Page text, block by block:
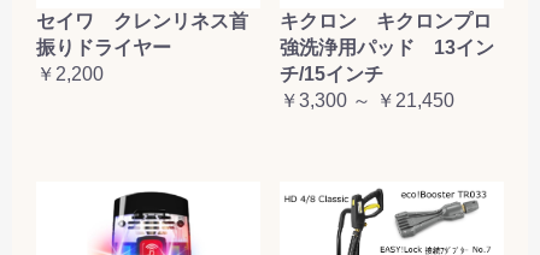
セイワ クレンリネス首
振りドライヤー
￥2,200
キクロン キクロンプロ
強洗浄用パッド 13イン
チ/15インチ
￥3,300 ～ ￥21,450